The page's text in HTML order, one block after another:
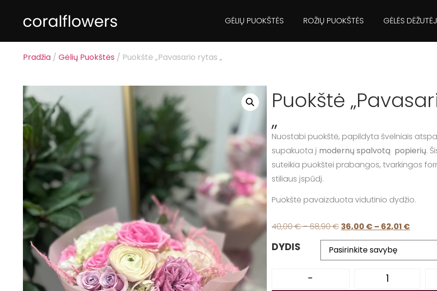
GĖLIŲ PUOKŠTĖS ROŽIŲ PUOKŠTĖS GĖLĖS
Pradžia / Gėlių Puokštės / Puokštė „Pavasario rytas „
Puokštė
„
Nuostabi puokštė, papildyta švelniais
supakuota į modernų spalvotą popierių.
suteikia puokštei prabangos, tvarkingos
stiliaus įspūdį.
Puokštė pavaizduota vidutinio dydžio.
40,00€–68,90€ 36,00 € – 62,01 €
DYDIS
-